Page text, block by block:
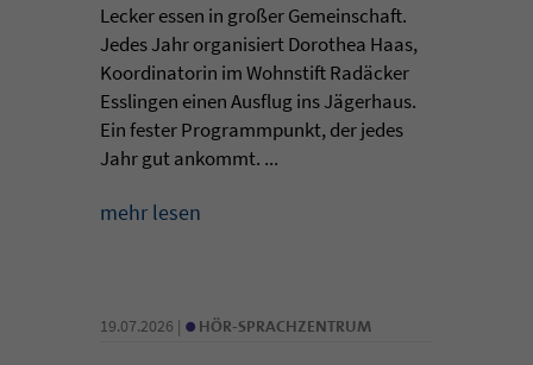
Lecker essen in großer Gemeinschaft.
Jedes Jahr organisiert Dorothea Haas,
Koordinatorin im Wohnstift Radäcker
Esslingen einen Ausflug ins Jägerhaus.
Ein fester Programmpunkt, der jedes
Jahr gut ankommt. ...
mehr lesen
19.07.2026 | • HÖR-SPRACHZENTRUM